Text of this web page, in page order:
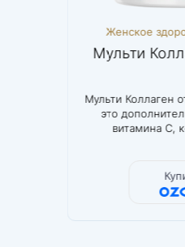
Женское
Мульти
Мульти Коллаген
это
витамина С,
Женское
здоровье и
красота
Бета-аланин